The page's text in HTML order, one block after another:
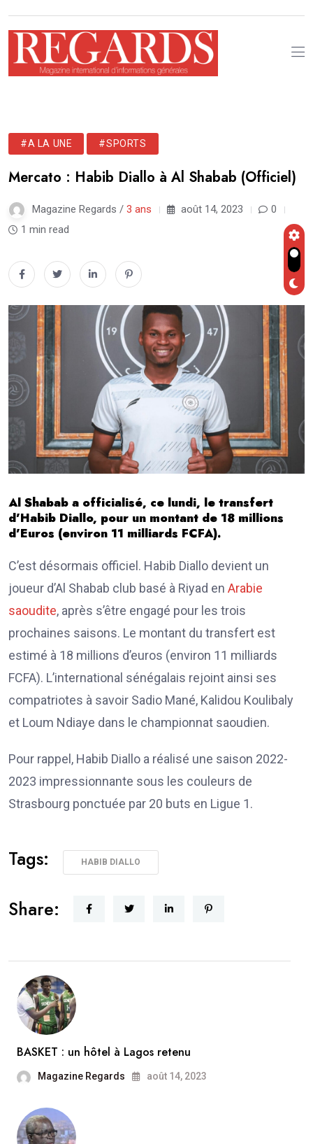
#A LA UNE #SPORTS
Mercato : Habib Diallo à Al Shabab (Officiel)
Magazine Regards / 3 ans août 14, 2023
0
1 min read
Al Shabab a officialisé, ce lundi, le transfert
d’Habib Diallo, pour un montant de 18 millions
d’Euros (environ 11 milliards FCFA).
C’est désormais officiel. Habib Diallo devient un
joueur d’Al Shabab club basé à Riyad en Arabie
saoudite, après s’être engagé pour les trois
prochaines saisons. Le montant du transfert est
estimé à 18 millions d’euros (environ 11 milliards
FCFA). L’international sénégalais rejoint ainsi ses
compatriotes à savoir Sadio Mané, Kalidou Koulibaly
et Loum Ndiaye dans le championnat saoudien.
Pour rappel, Habib Diallo a réalisé une saison 2022-
2023 impressionnante sous les couleurs de
Strasbourg ponctuée par 20 buts en Ligue 1.
Tags: HABIB DIALLO
Share:
BASKET : un hôtel à Lagos retenu
Magazine Regards août 14, 2023